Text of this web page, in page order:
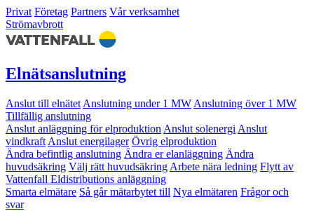
Privat Företag Partners Vår verksamhet
Strömavbrott
Elnätsanslutning
Anslut till elnätet Anslutning under 1 MW Anslutning över 1 MW
Tillfällig anslutning
Anslut anläggning för elproduktion Anslut solenergi Anslut
vindkraft Anslut energilager Övrig elproduktion
Ändra befintlig anslutning Ändra er elanläggning Ändra
huvudsäkring Välj rätt huvudsäkring Arbete nära ledning Flytt av
Vattenfall Eldistributions anläggning
Smarta elmätare Så går mätarbytet till Nya elmätaren Frågor och
svar